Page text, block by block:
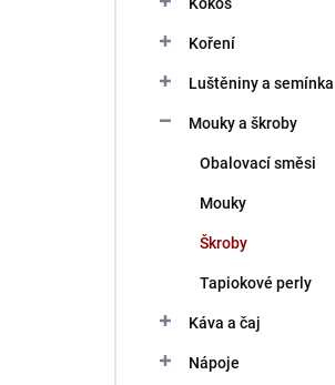
Koření
Luštěniny a semínka
Mouky a škroby
Obalovací směsi
Mouky
Škroby
Tapiokové perly
Káva a čaj
Nápoje